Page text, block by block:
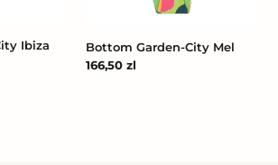
Ibiza
Bottom Garden-City Mel
Cena
166,50 zl